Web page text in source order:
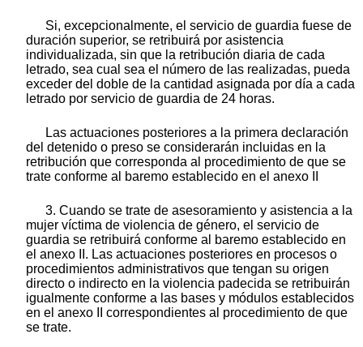
Si, excepcionalmente, el servicio de guardia fuese de
duración superior, se retribuirá por asistencia
individualizada, sin que la retribución diaria de cada
letrado, sea cual sea el número de las realizadas, pueda
exceder del doble de la cantidad asignada por día a cada
letrado por servicio de guardia de 24 horas.
Las actuaciones posteriores a la primera declaración
del detenido o preso se considerarán incluidas en la
retribución que corresponda al procedimiento de que se
trate conforme al baremo establecido en el anexo II
3. Cuando se trate de asesoramiento y asistencia a la
mujer víctima de violencia de género, el servicio de
guardia se retribuirá conforme al baremo establecido en
el anexo II. Las actuaciones posteriores en procesos o
procedimientos administrativos que tengan su origen
directo o indirecto en la violencia padecida se retribuirán
igualmente conforme a las bases y módulos establecidos
en el anexo II correspondientes al procedimiento de que
se trate.